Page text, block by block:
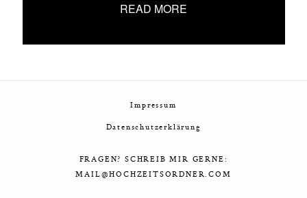
READ MORE
Impressum
Datenschutzerklärung
FRAGEN? SCHREIB MIR GERNE:
MAIL@HOCHZEITSORDNER.COM